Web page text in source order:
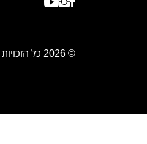
© 2026 כל הזכויות שמורות.